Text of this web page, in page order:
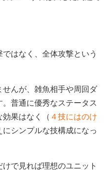
はなく、全体攻撃という
んが、雑魚相手や周回ダ
普通に優秀なステータス
効果はなく（ ４技にはのけ
にシンプルな技構成になっ
で見れば理想のユニット